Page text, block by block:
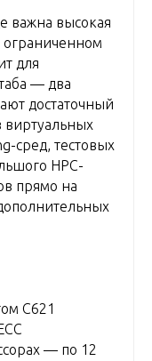
важна высокая
ограниченном
для
— два
достаточный
виртуальных
сред, тестовых
HPC-
прямо на
C621
— по 12